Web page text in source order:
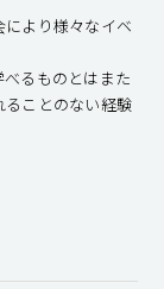
より様々なイベ
るものとはまた
ことのない経験